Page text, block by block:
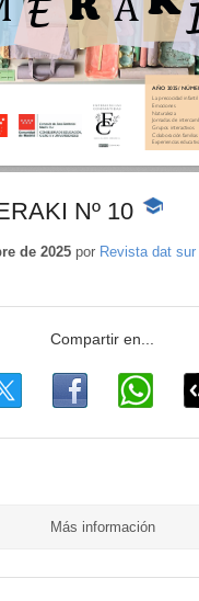
Nº 10 -
educativo
de 2025por Revista dat sur
Más información